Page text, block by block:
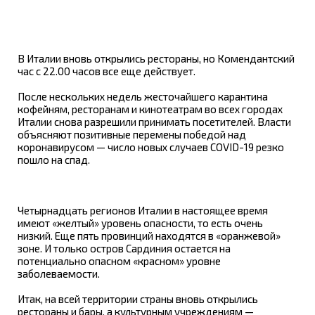
В Италии вновь открылись рестораны, но Комендантский
час с 22.00 часов все еще действует.
После нескольких недель жесточайшего карантина
кофейням, ресторанам и кинотеатрам во всех городах
Италии снова разрешили принимать посетителей. Власти
объясняют позитивные перемены победой над
коронавирусом — число новых случаев COVID-19 резко
пошло на спад.
Четырнадцать регионов Италии в настоящее время
имеют «желтый» уровень опасности, то есть очень
низкий. Еще пять провинций находятся в «оранжевой»
зоне. И только остров Сардиния остается на
потенциально опасном «красном» уровне
заболеваемости.
Итак, на всей территории страны вновь открылись
рестораны и бары, а культурным учреждениям —